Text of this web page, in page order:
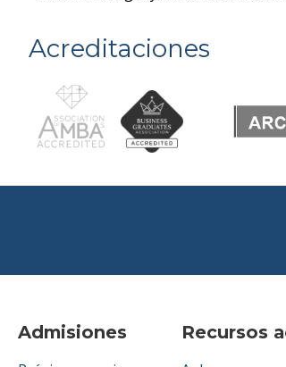
Acreditaciones
Admisiones Recursos